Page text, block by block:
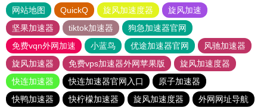
网站地图 QuickQ 旋风加速度器
旋风加速
坚果加速器
tiktok加速器
狗急加速器官网
免费vqn外网加速
小蓝鸟 优途加速器官网
风驰加速器
旋风加速器
免费vps加速器外网苹果版
旋风加速度器
快连加速器
快连加速器官网入口
原子加速器
快鸭加速器
快柠檬加速器 旋风加速度器
外网网址导航